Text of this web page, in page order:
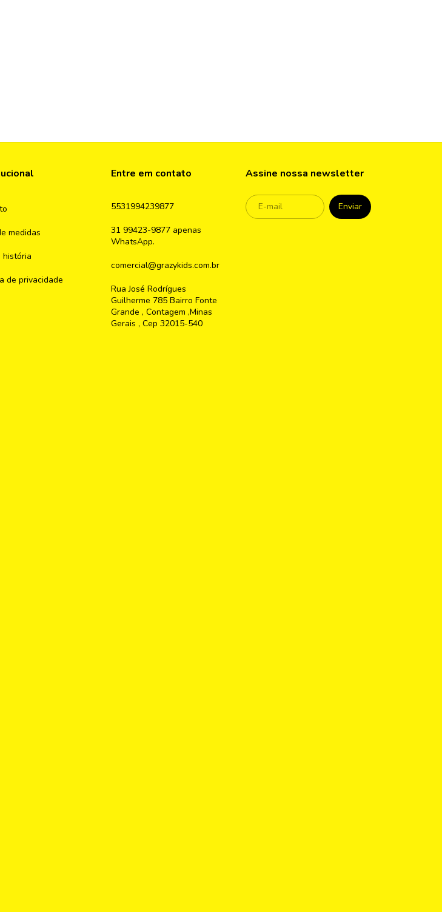
medidas
história
de privacidade
Entre em contato
5531994239877
31 99423-9877 apenas
WhatsApp.
comercial@grazykids.com.br
Rua José Rodrígues
Guilherme 785 Bairro Fonte
Grande , Contagem ,Minas
Gerais , Cep 32015-540
Assine nossa newsletter